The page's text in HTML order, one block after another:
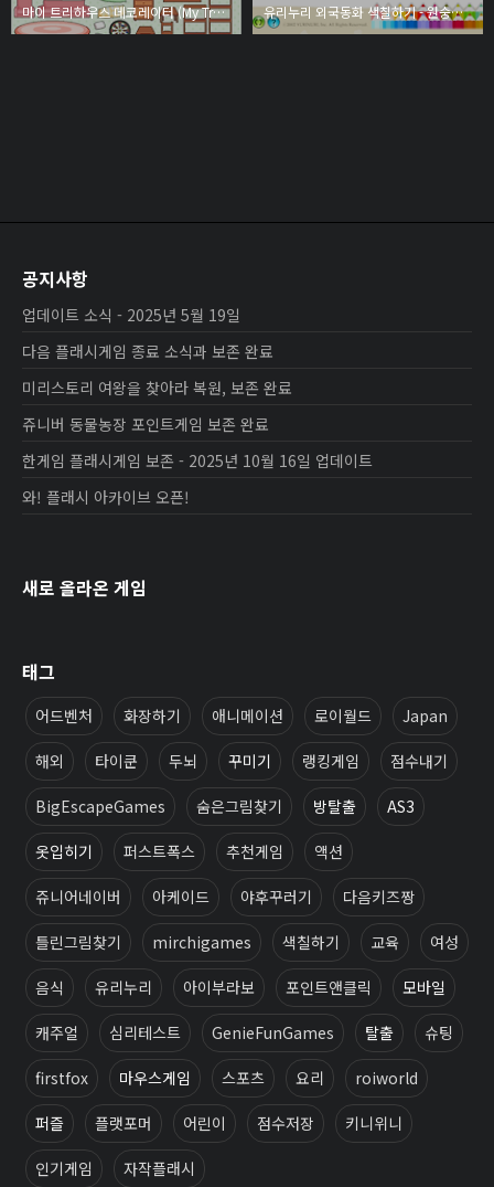
마이 트리하우스 데코레이터 (My Treehouse Decorator) 유리누리 외국동화 색칠하기 - 원숭이 임금님
공지사항
업데이트 소식 - 2025년 5월 19일
다음 플래시게임 종료 소식과 보존 완료
미리스토리 여왕을 찾아라 복원, 보존 완료
쥬니버 동물농장 포인트게임 보존 완료
한게임 플래시게임 보존 - 2025년 10월 16일 업데이트
와! 플래시 아카이브 오픈!
새로 올라온 게임
태그
어드벤처 화장하기 애니메이션 로이월드 Japan
해외 타이쿤 두뇌 꾸미기 랭킹게임 점수내기
BigEscapeGames 숨은그림찾기 방탈출 AS3
옷입히기 퍼스트폭스 추천게임 액션
쥬니어네이버 아케이드 야후꾸러기 다음키즈짱
틀린그림찾기 mirchigames 색칠하기 교육 여성
음식 유리누리 아이부라보 포인트앤클릭 모바일
캐주얼 심리테스트 GenieFunGames 탈출 슈팅
firstfox 마우스게임 스포츠 요리 roiworld
퍼즐 플랫포머 어린이 점수저장 키니위니
인기게임 자작플래시